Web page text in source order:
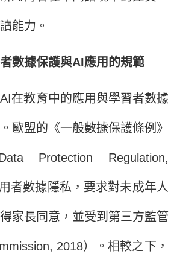
能力。
者數據保護與AI應用的規範
教育中的應用與學習者數據
歐盟的《一般數據保護條例》
Protection Regulation,
者數據隱私，要求對未成年人
家長同意，並受到第三方監管
2018）。相較之下，